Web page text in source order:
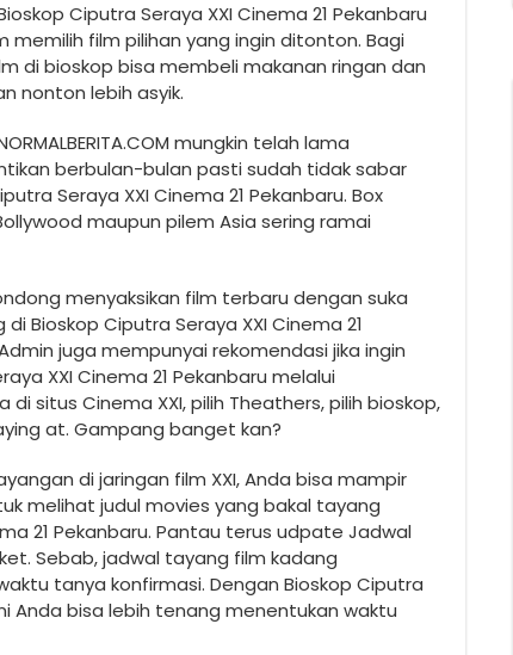
Ciputra Seraya XXI Cinema 21 Pekanbaru
film pilihan yang ingin ditonton. Bagi
di bioskop bisa membeli makanan ringan dan
nonton lebih asyik.
mungkin telah lama
berbulan-bulan pasti sudah tidak sabar
Seraya XXI Cinema 21 Pekanbaru. Box
maupun pilem Asia sering ramai
menyaksikan film terbaru dengan suka
Bioskop Ciputra Seraya XXI Cinema 21
juga mempunyai rekomendasi jika ingin
XXI Cinema 21 Pekanbaru melalui
situs Cinema XXI, pilih Theathers, pilih bioskop,
at. Gampang banget kan?
di jaringan film XXI, Anda bisa mampir
melihat judul movies yang bakal tayang
21 Pekanbaru. Pantau terus udpate Jadwal
Sebab, jadwal tayang film kadang
tanya konfirmasi. Dengan Bioskop Ciputra
Anda bisa lebih tenang menentukan waktu